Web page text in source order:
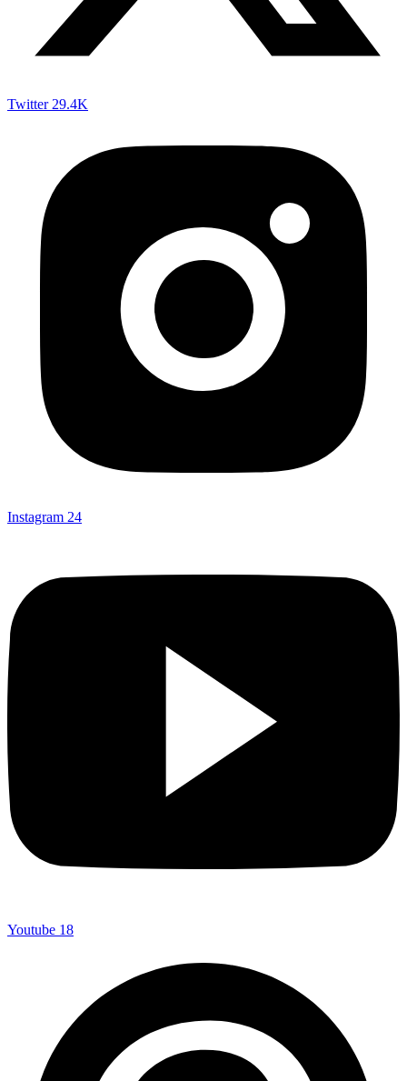
Twitter 29.4K
Instagram 24
Youtube 18